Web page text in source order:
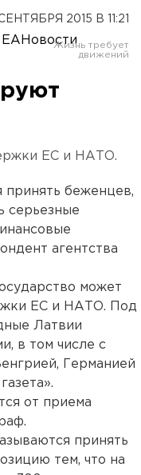
СЕНТЯБРЯ 2015 В 11:21
ЕАНовости
ЕС и НАТО.
принять беженцев,
серьезные
агентства
может
ЕС и НАТО. Под
Латвии
в том числе с
Германией
от приема
принять
тем, что на